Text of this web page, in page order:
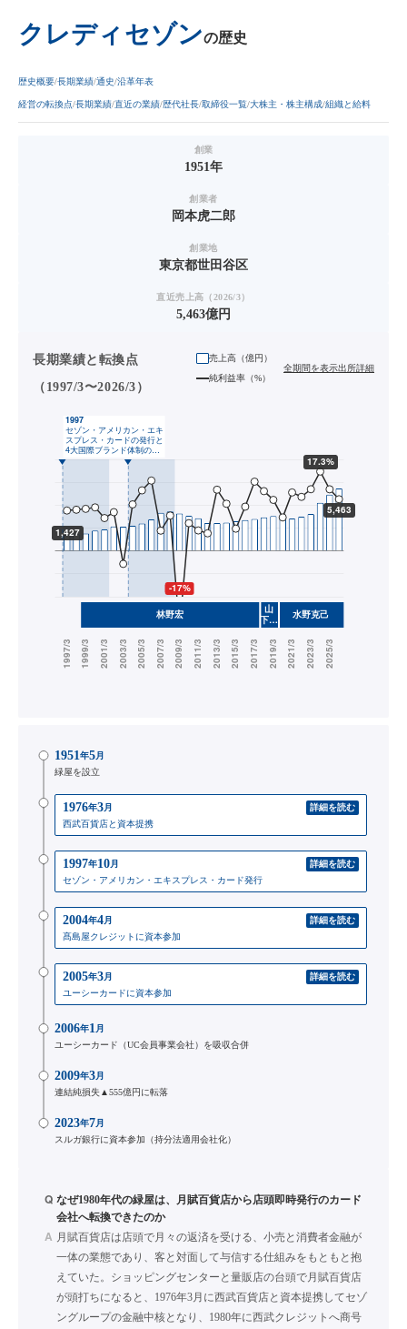
クレディセゾンの歴史
歴史概要 長期業績 通史 沿革年表
経営の転換点 長期業績 直近の業績 歴代社長 取締役一覧 大株主・株主構成 組織と給料
創業
1951年
創業者
岡本虎二郎
創業地
東京都世田谷区
直近売上高（2026/3）
5,463億円
長期業績と転換点
（1997/3〜2026/3）
売上高（億円）
純利益率（%）
全期間を表示出所詳細
1951年5月
緑屋を設立
1976年3月
詳細を読む
西武百貨店と資本提携
1997年10月
詳細を読む
セゾン・アメリカン・エキスプレス・カード発行
2004年4月
詳細を読む
髙島屋クレジットに資本参加
2005年3月
詳細を読む
ユーシーカードに資本参加
2006年1月
ユーシーカード（UC会員事業会社）を吸収合併
2009年3月
連結純損失▲555億円に転落
2023年7月
スルガ銀行に資本参加（持分法適用会社化）
Q なぜ1980年代の緑屋は、月賦百貨店から店頭即時発行のカード
会社へ転換できたのか
A 月賦百貨店は店頭で月々の返済を受ける、小売と消費者金融が
一体の業態であり、客と対面して与信する仕組みをもともと抱
えていた。ショッピングセンターと量販店の台頭で月賦百貨店
が頭打ちになると、1976年3月に西武百貨店と資本提携してセゾ
ングループの金融中核となり、1980年に西武クレジットへ商号